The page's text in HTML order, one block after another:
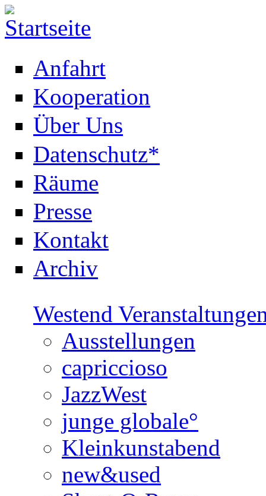
Anfahrt
Kooperation
Über Uns
Datenschutz*
Räume
Presse
Kontakt
Archiv
Westend
Ausstellungen
capriccioso
JazzWest
junge globale°
Kleinkunstabend
new&used